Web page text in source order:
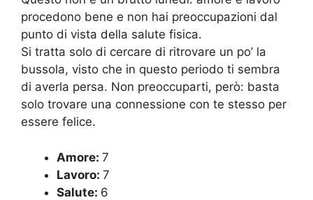
procedono bene e non hai preoccupazioni dal
punto di vista della salute fisica.
Si tratta solo di cercare di ritrovare un po’ la
bussola, visto che in questo periodo ti sembra
di averla persa. Non preoccuparti, però: basta
solo trovare una connessione con te stesso per
essere felice.
Amore: 7
Lavoro: 7
Salute: 6